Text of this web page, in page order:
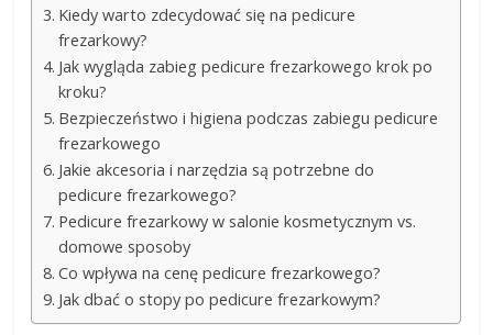
Kiedy warto zdecydować się na pedicure
frezarkowy?
Jak wygląda zabieg pedicure frezarkowego krok po
kroku?
Bezpieczeństwo i higiena podczas zabiegu pedicure
frezarkowego
Jakie akcesoria i narzędzia są potrzebne do
pedicure frezarkowego?
Pedicure frezarkowy w salonie kosmetycznym vs.
domowe sposoby
Co wpływa na cenę pedicure frezarkowego?
Jak dbać o stopy po pedicure frezarkowym?